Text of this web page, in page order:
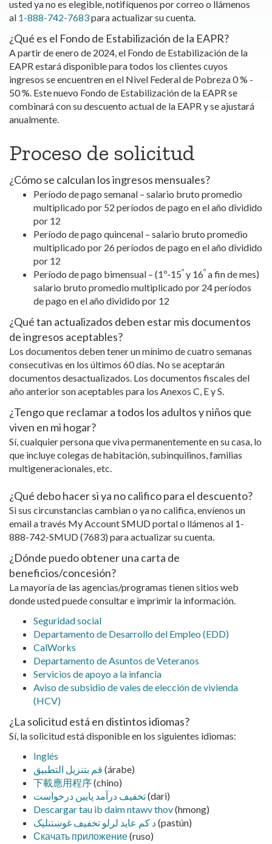
usted ya no es elegible, notifíquenos por correo o llámenos
al 1-888-742-7683para actualizar su cuenta.
¿Qué es el Fondo de Estabilización de la EAPR?
A partir de enero de 2024, el Fondo de Estabilización de la
EAPR estará disponible para todos los clientes cuyos
ingresos se encuentren en el Nivel Federal de Pobreza 0 % -
50 %. Este nuevo Fondo de Estabilización de la EAPR se
combinará con su descuento actual de la EAPR y se ajustará
anualmente.
Proceso de solicitud
¿Cómo se calculan los ingresos mensuales?
Período de pago semanal – salario bruto promedio
multiplicado por 52 períodos de pago en el año dividido
por 12
Período de pago quincenal – salario bruto promedio
multiplicado por 26 períodos de pago en el año dividido
por 12
Período de pago bimensual – (1º-15º y 16º a fin de mes)
salario bruto promedio multiplicado por 24 períodos
de pago en el año dividido por 12
¿Qué tan actualizados deben estar mis documentos
de ingresos aceptables?
Los documentos deben tener un mínimo de cuatro semanas
consecutivas en los últimos 60 días. No se aceptarán
documentos desactualizados. Los documentos fiscales del
año anterior son aceptables para los Anexos C, E y S.
¿Tengo que reclamar a todos los adultos y niños que
viven en mi hogar?
Sí, cualquier persona que viva permanentemente en su casa, lo
que incluye colegas de habitación, subinquilinos, familias
multigeneracionales, etc.
¿Qué debo hacer si ya no califico para el descuento?
Si sus circunstancias cambian o ya no califica, envíenos un
email a través My Account SMUD portal o llámenos al 1-
888-742-SMUD (7683) para actualizar su cuenta.
¿Dónde puedo obtener una carta de
beneficios/concesión?
La mayoría de las agencias/programas tienen sitios web
donde usted puede consultar e imprimir la información.
Seguridad social
Departamento de Desarrollo del Empleo (EDD)
CalWorks
Departamento de Asuntos de Veteranos
Servicios de apoyo a la infancia
Aviso de subsidio de vales de elección de vivienda
(HCV)
¿La solicitud está en distintos idiomas?
Sí, la solicitud está disponible en los siguientes idiomas:
Inglés
قم بتنزيل التطبيق (árabe)
下載應用程序(chino)
تخفیف درآمد پایین درخواست(dari)
Descargar tau ib daim ntawv thov(hmong)
د کم عايد لرلو تخفيف غوښتنليک(pastún)
Скачать приложение(ruso)